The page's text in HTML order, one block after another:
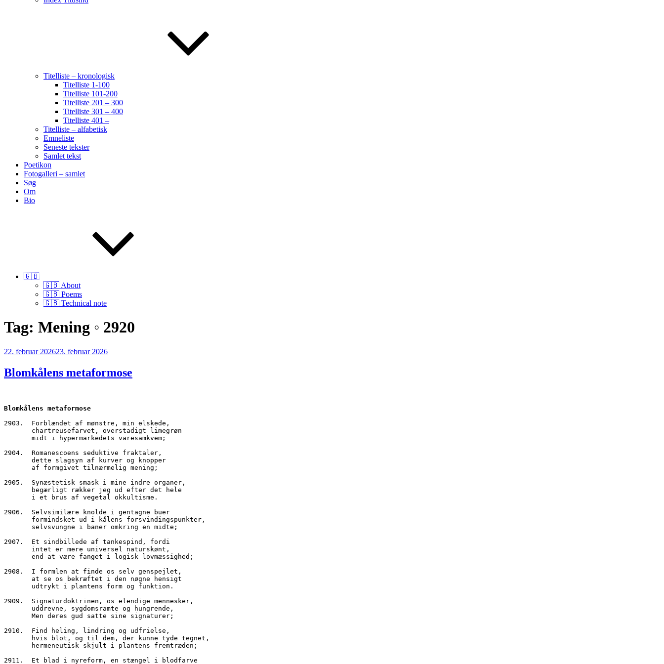
Titelliste – kronologisk
Titelliste 1-100
Titelliste 101-200
Titelliste 201 – 300
Titelliste 301 – 400
Titelliste 401 –
Titelliste – alfabetisk
Emneliste
Seneste tekster
Samlet tekst
Poetikon
Fotogalleri – samlet
Søg
Om
Bio
🇬🇧
🇬🇧 About
🇬🇧 Poems
🇬🇧 Technical note
Tag: Mening ◦ 2920
Udgivet
22. februar 202623. februar 2026
Blomkålens metaformose
Blomkålens metaformose
2903.  Forblændet af mønstre, min elskede,
       chartreusefarvet, overstadigt limegrøn
       midt i hypermarkedets varesamkvem;
2904.  Romanescoens seduktive fraktaler,
       dette slagsyn af kurver og knopper
       af formgivet tilnærmelig mening;
2905.  Synæstetisk smask i mine indre organer,
       begærligt rækker jeg ud efter det hele
       i et brus af vegetal okkultisme.
2906.  Selvsimilære knolde i gentagne buer
       formindsket ud i kålens forsvindingspunkter,
       selvsvungne i baner omkring en midte;
2907.  Et sindbillede af tankespind, fordi
       intet er mere universel naturskønt,
       end at være fanget i logisk lovmæssighed;
2908.  I formlen at finde os selv genspejlet,
       at se os bekræftet i den nøgne hensigt
       udtrykt i plantens form og funktion.
2909.  Signaturdoktrinen, os elendige mennesker,
       uddrevne, sygdomsramte og hungrende,
       Men deres gud satte sine signaturer;
2910.  Find heling, lindring og udfrielse,
       hvis blot, og til dem, der kunne tyde tegnet,
       hermeneutisk skjult i plantens fremtræden;
2911.  Et blad i nyreform, en stængel i blodfarve